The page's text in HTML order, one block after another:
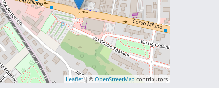
Leaflet| ©OpenStreetMap contributors